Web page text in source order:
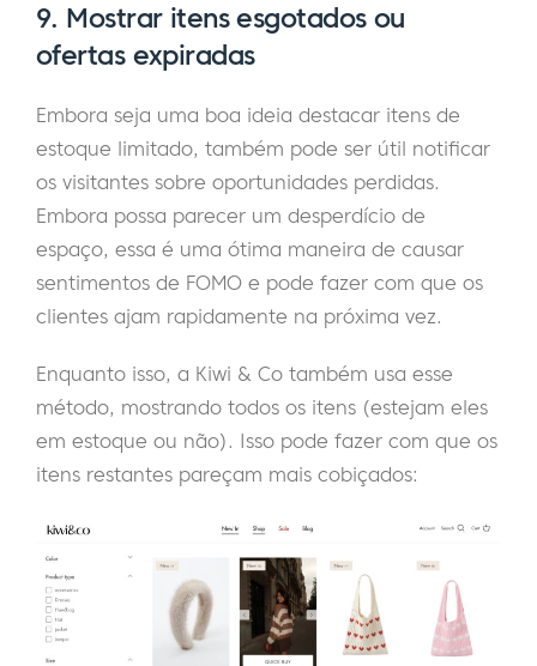
9. Mostrar itens esgotados ou
ofertas expiradas
Embora seja uma boa ideia destacar itens de
estoque limitado, também pode ser útil notificar
os visitantes sobre oportunidades perdidas.
Embora possa parecer um desperdício de
espaço, essa é uma ótima maneira de causar
sentimentos de FOMO e pode fazer com que os
clientes ajam rapidamente na próxima vez.
Enquanto isso, a Kiwi & Co também usa esse
método, mostrando todos os itens (estejam eles
em estoque ou não). Isso pode fazer com que os
itens restantes pareçam mais cobiçados: